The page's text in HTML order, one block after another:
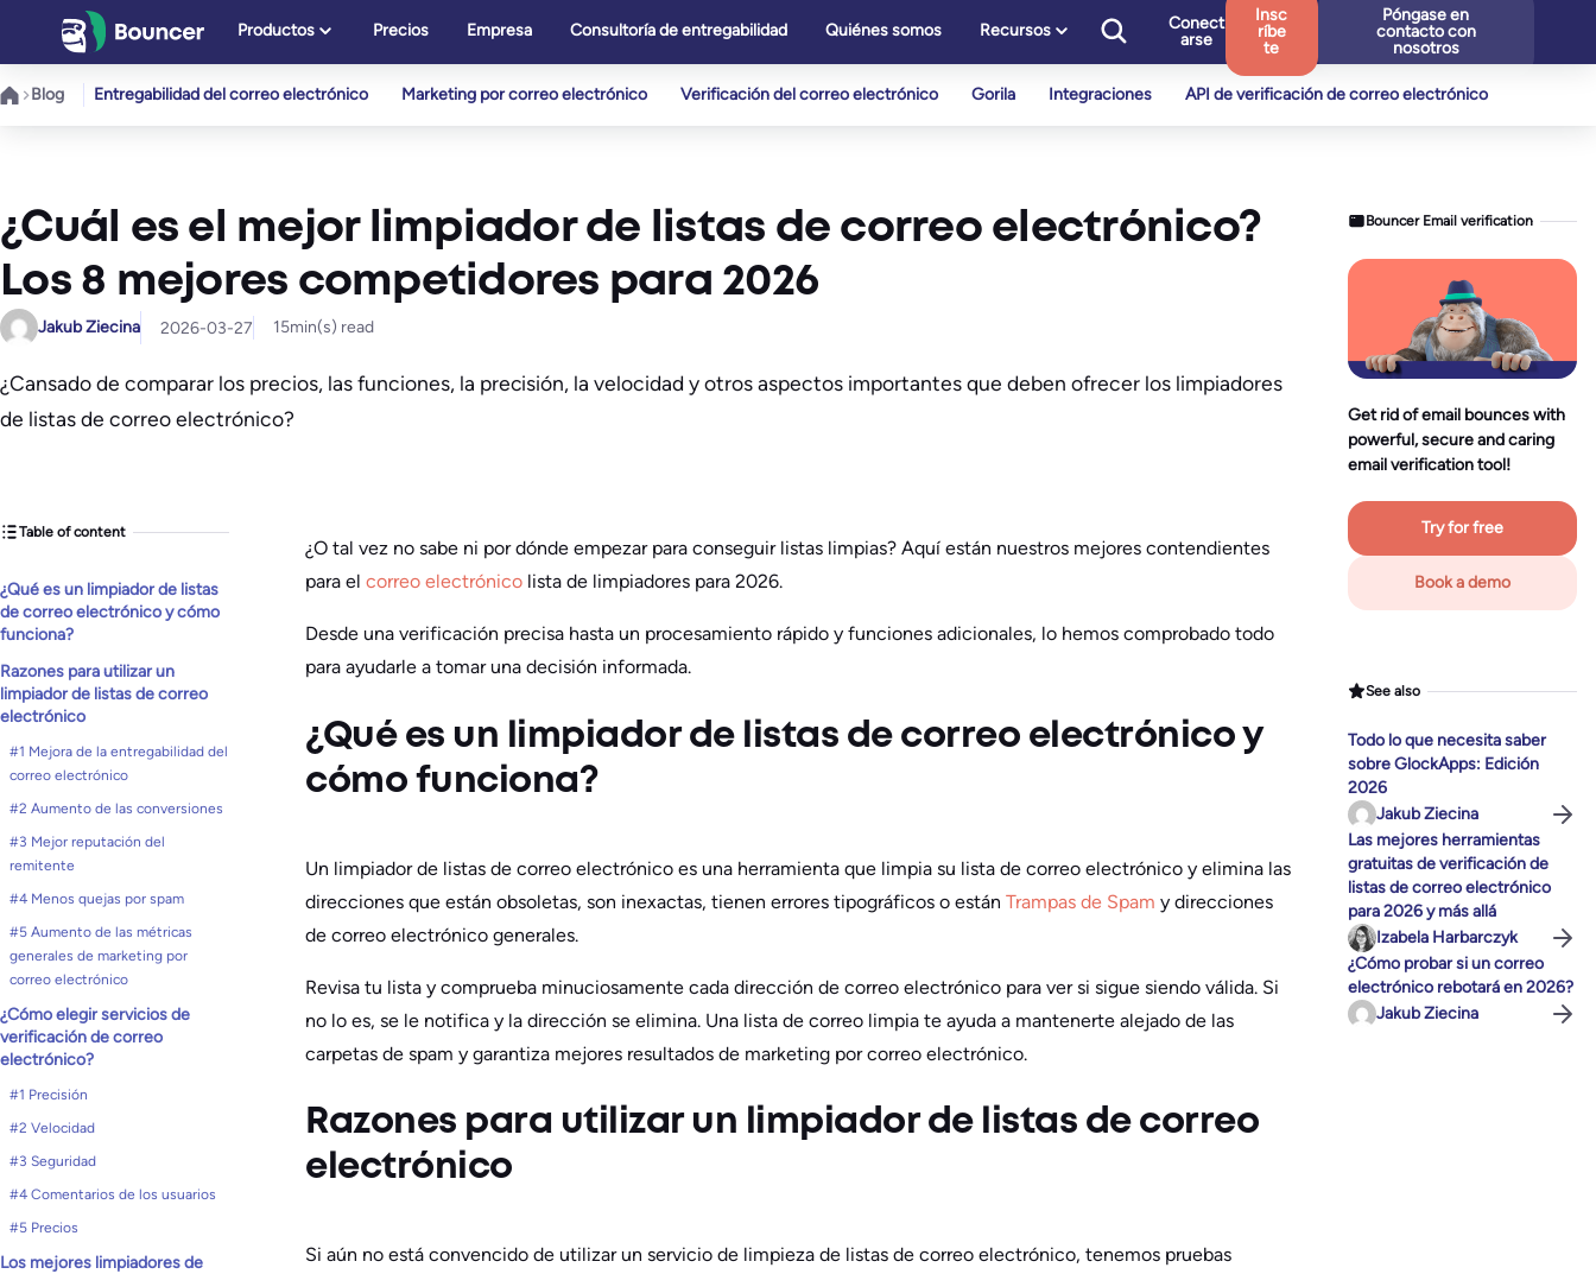
contenido
Productos Precios Empresa Consultoría de entregabilidad Quiénes somos Recursos
Conect
arse
Insc
ríbe
te
Póngase en
contacto con
nosotros
Blog Entregabilidad del correo electrónico Marketing por correo electrónico Verificación del correo electrónico Gorila Integraciones API de verificación de correo electrónico
¿Cuál es el mejor limpiador de listas de correo electrónico?
Los 8 mejores competidores para 2026
Jakub Ziecina 2026-03-27 15min(s) read
¿Cansado de comparar los precios, las funciones, la precisión, la velocidad y otros aspectos importantes que deben ofrecer los limpiadores
de listas de correo electrónico?
Table of content
​¿Qué es un limpiador de listas
de correo electrónico y cómo
funciona?
Razones para utilizar un
limpiador de listas de correo
electrónico
#1 Mejora de la entregabilidad del
correo electrónico
#2 Aumento de las conversiones
#3 Mejor reputación del
remitente
#4 Menos quejas por spam
#5 Aumento de las métricas
generales de marketing por
correo electrónico
¿Cómo elegir servicios de
verificación de correo
electrónico?
#1 Precisión
#2 Velocidad
#3 Seguridad
#4 Comentarios de los usuarios
#5 Precios
Los mejores limpiadores de
¿O tal vez no sabe ni por dónde empezar para conseguir listas limpias? Aquí están nuestros mejores contendientes
para el correo electrónico lista de limpiadores para 2026.
Desde una verificación precisa hasta un procesamiento rápido y funciones adicionales, lo hemos comprobado todo
para ayudarle a tomar una decisión informada.
​¿Qué es un limpiador de listas de correo electrónico y
cómo funciona?
Un limpiador de listas de correo electrónico es una herramienta que limpia su lista de correo electrónico y elimina las
direcciones que están obsoletas, son inexactas, tienen errores tipográficos o están Trampas de Spam y direcciones
de correo electrónico generales.
Revisa tu lista y comprueba minuciosamente cada dirección de correo electrónico para ver si sigue siendo válida. Si
no lo es, se le notifica y la dirección se elimina. Una lista de correo limpia te ayuda a mantenerte alejado de las
carpetas de spam y garantiza mejores resultados de marketing por correo electrónico.
Razones para utilizar un limpiador de listas de correo
electrónico
Si aún no está convencido de utilizar un servicio de limpieza de listas de correo electrónico, tenemos pruebas
Bouncer Email verification
Get rid of email bounces with
powerful, secure and caring
email verification tool!
Try for free
Book a demo
See also
Todo lo que necesita saber
sobre GlockApps: Edición
2026
Jakub Ziecina
Las mejores herramientas
gratuitas de verificación de
listas de correo electrónico
para 2026 y más allá
Izabela Harbarczyk
¿Cómo probar si un correo
electrónico rebotará en 2026?
Jakub Ziecina